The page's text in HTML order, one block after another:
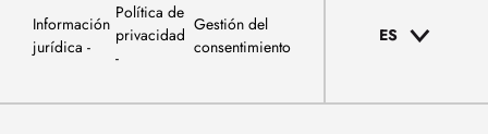
Información
jurídica
Política de
privacidad
Gestión del
consentimiento
ES